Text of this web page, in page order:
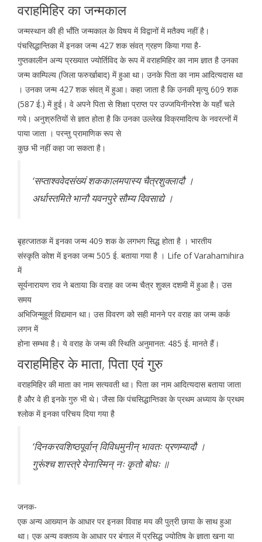
वराहमिहिर का जन्मकाल
जन्मस्थान की ही भाँति जन्मकाल के विषय में विद्वानों में मतैक्य नहीं है।
पंचसिद्धान्तिका में इनका जन्म 427 शक संवत् ग्रहण किया गया है-
गुप्तकालीन अन्य प्रख्यात ज्योर्तिविद के रूप में वराहमिहिर का नाम ज्ञात है उनका
जन्म काम्पिल्य (जिला फरुर्खाबाद) में हुआ था। उनके पिता का नाम आदित्यदास था
। उनका जन्म 427 शक संवत् में हुआ। कहा जाता है कि उनकी मृत्यु 609 शक
(587 ई.) में हुई। वे अपने पिता से शिक्षा प्राप्त पर उज्जयिनीनरेश के यहाँ चले
गये। अनुश्रुतियों से ज्ञात होता है कि उनका उल्लेख विक्रमादित्य के नवरत्नों में
पाया जाता । परन्तु प्रामाणिक रूप से
कुछ भी नहीं कहा जा सकता है।
‘सप्ताश्ववेदसंख्यं शककालमपास्य चैत्रशुक्लादौ ।
अर्धास्तमिते भानौ यवनपुरे सौम्य दिवसाद्ये ।
बृहत्जातक में इनका जन्म 409 शक के लगभग सिद्ध होता है । भारतीय
संस्कृति कोश में इनका जन्म 505 ई. बताया गया है । Life of Varahamihira
में
सूर्यनारायण राव ने बताया कि वराह का जन्म चैत्र शुक्ल दशमी में हुआ है। उस
समय
अभिजिन्मुहूर्त विद्यमान था। उस विवरण को सही मानने पर वराह का जन्म कर्क
लगन में
होना सम्भव है। ये वराह के जन्म की स्थिति अनुमानत: 485 ई. मानते हैं।
वराहमिहिर के माता, पिता एवं गुरु
वराहमिहिर की माता का नाम सत्यवती था। पिता का नाम आदित्यदास बताया जाता
है और वे ही इनके गुरु भी थे। जैसा कि पंचसिद्धान्तिका के प्रथम अध्याय के प्रथम
श्लोक में इनका परिचय दिया गया है
‘दिनकरवशिष्ठपूर्वान् विविधमुनीन् भावतः प्रणम्यादौ ।
गुरूंश्च शास्त्रे येनास्मिन् नः कृतो बोधः ॥
जनक-
एक अन्य आख्यान के आधार पर इनका विवाह मय की पुत्री छाया के साथ हुआ
था। एक अन्य वक्तव्य के आधार पर बंगाल में प्रसिद्ध ज्योतिष के ज्ञाता खना या